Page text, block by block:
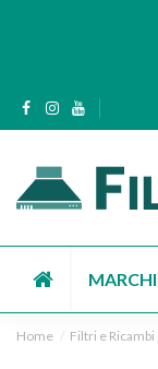
MARCHI
Home Filtri e Ricambi